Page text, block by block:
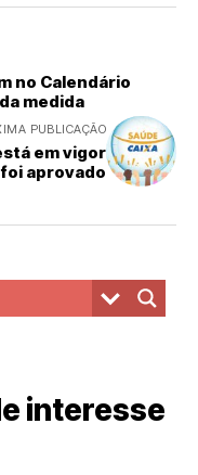
no Calendário
medida
PUBLICAÇÃO
em vigor
aprovado
interesse